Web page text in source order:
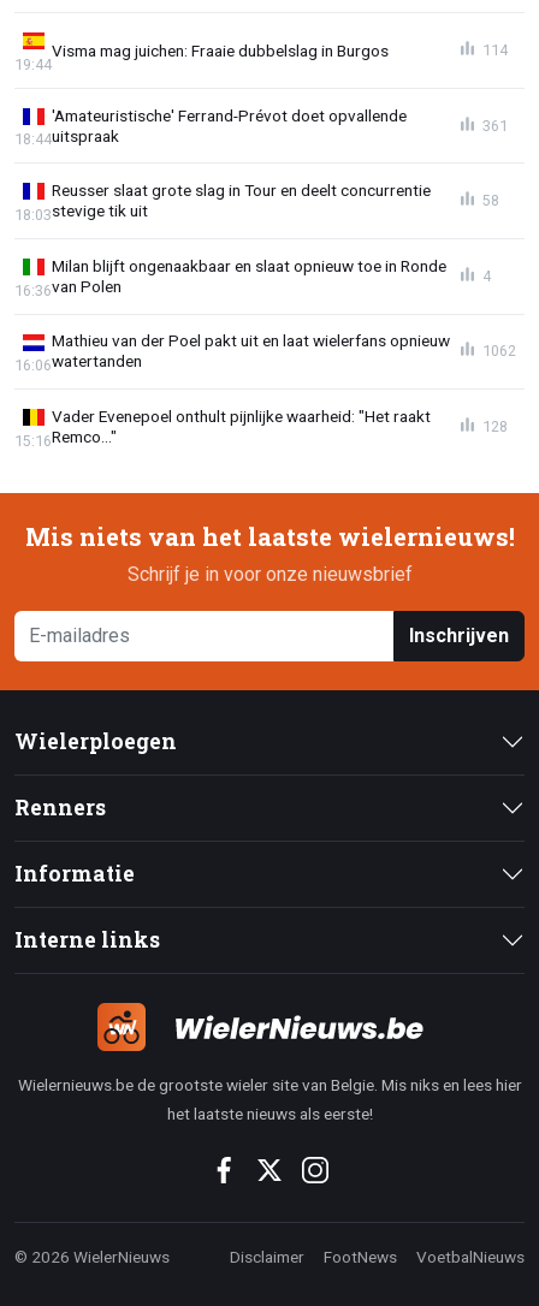
Visma mag juichen: Fraaie dubbelslag in Burgos
19:44
114
'Amateuristische' Ferrand-Prévot doet opvallende
uitspraak
18:44
361
Reusser slaat grote slag in Tour en deelt concurrentie
stevige tik uit
18:03
58
Milan blijft ongenaakbaar en slaat opnieuw toe in Ronde
van Polen
16:36
4
Mathieu van der Poel pakt uit en laat wielerfans opnieuw
watertanden
16:06
1062
Vader Evenepoel onthult pijnlijke waarheid: "Het raakt
Remco..."
15:16
128
Mis niets van het laatste wielernieuws!
Schrijf je in voor onze nieuwsbrief
Inschrijven
Wielerploegen
Renners
Informatie
Interne links
Wielernieuws.be de grootste wieler site van Belgie. Mis niks en lees hier
het laatste nieuws als eerste!
© 2026 WielerNieuws Disclaimer FootNews VoetbalNieuws